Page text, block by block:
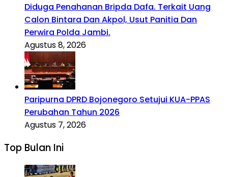
Diduga Penahanan Bripda Dafa. Terkait Uang
Calon Bintara Dan Akpol, Usut Panitia Dan
Perwira Polda Jambi.
Agustus 8, 2026
Paripurna DPRD Bojonegoro Setujui KUA-PPAS
Perubahan Tahun 2026
Agustus 7, 2026
Top Bulan Ini